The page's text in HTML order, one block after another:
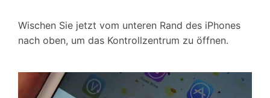
Wischen Sie jetzt vom unteren Rand des iPhones
nach oben, um das Kontrollzentrum zu öffnen.